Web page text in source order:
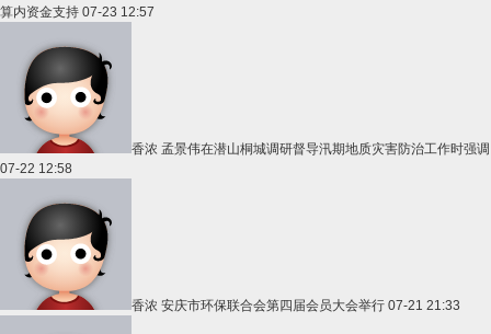
算内资金支持 07-23 12:57
香浓 孟景伟在潜山桐城调研督导汛期地质灾害防治工作时强调
07-22 12:58
香浓 安庆市环保联合会第四届会员大会举行 07-21 21:33